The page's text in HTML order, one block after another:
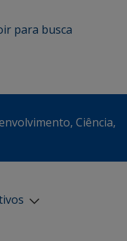
ir para busca
Ciência,